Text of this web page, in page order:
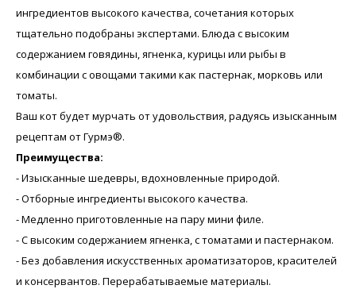
ингредиентов высокого качества, сочетания которых
тщательно подобраны экспертами. Блюда с высоким
содержанием говядины, ягненка, курицы или рыбы в
комбинации с овощами такими как пастернак, морковь или
томаты.
Ваш кот будет мурчать от удовольствия, радуясь изысканным
рецептам от Гурмэ®.
Преимущества:
- Изысканные шедевры, вдохновленные природой.
- Отборные ингредиенты высокого качества.
- Медленно приготовленные на пару мини филе.
- С высоким содержанием ягненка, с томатами и пастернаком.
- Без добавления искусственных ароматизаторов, красителей
и консервантов. Перерабатываемые материалы.